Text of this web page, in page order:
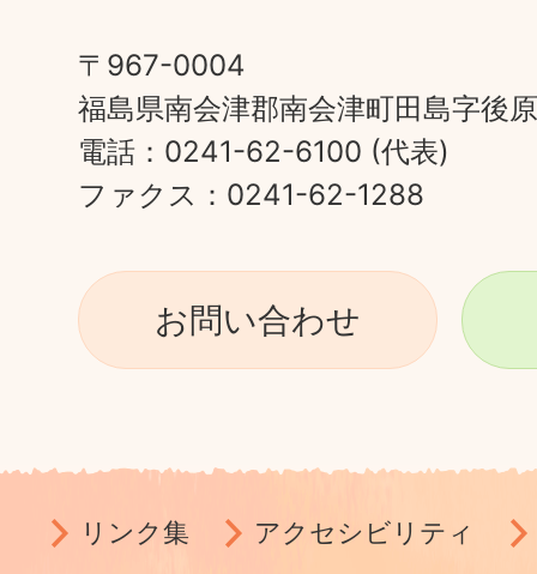
〒967-0004
福島県南会津郡南会津町田島字後
電話：0241-62-6100 (代表)
ファクス：0241-62-1288
お問い合わせ
リンク集 アクセシビリティ